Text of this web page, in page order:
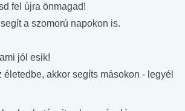
fel újra önmagad!
a szomorú napokon is.
jól esik!
akkor segíts másokon - legyél